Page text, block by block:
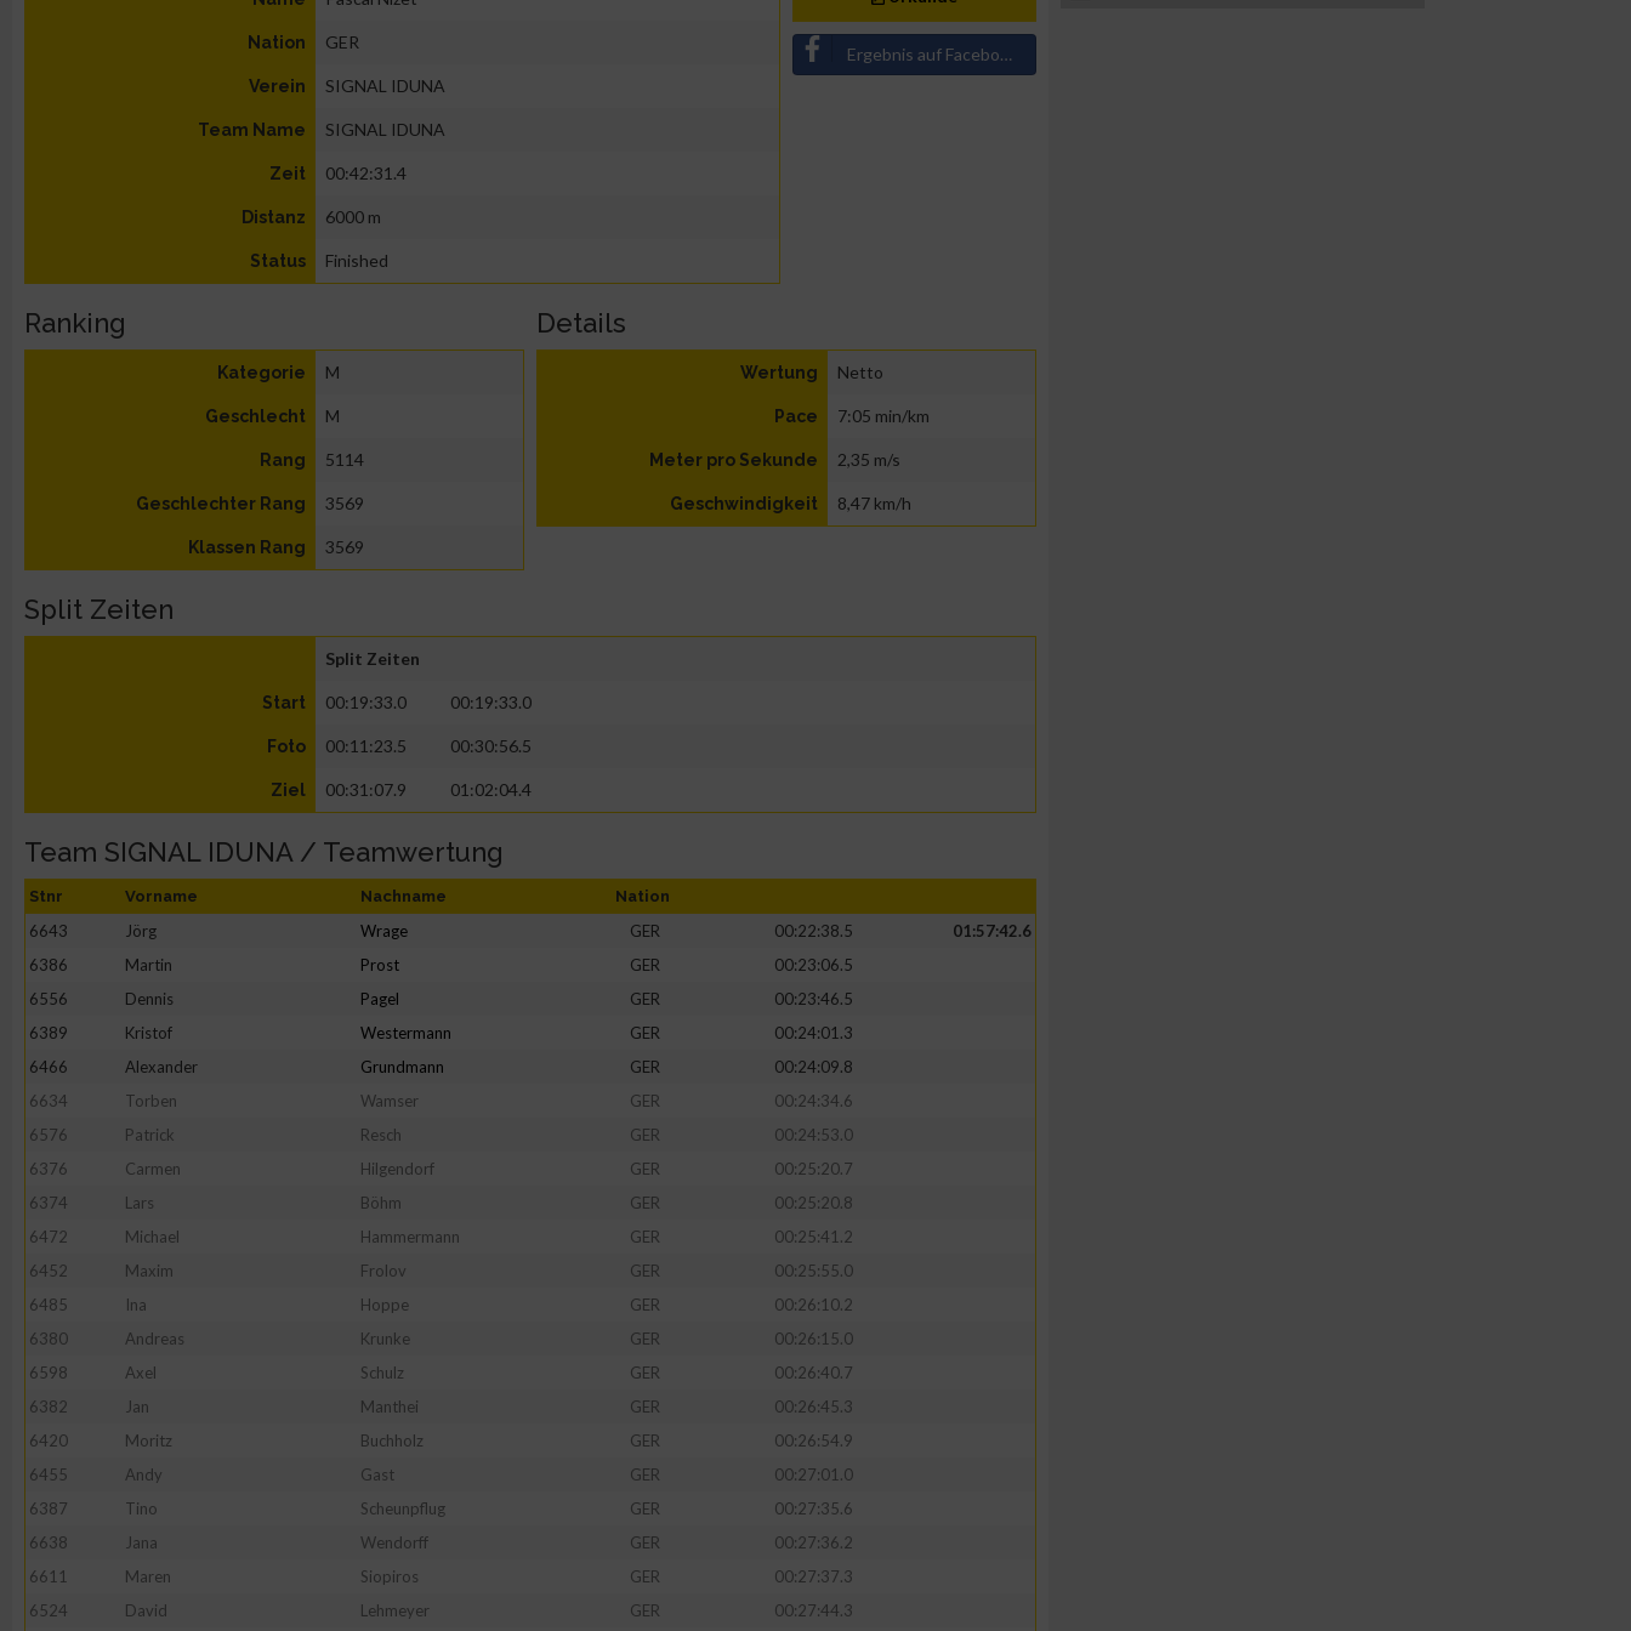
Nation GER
Verein SIGNAL IDUNA
Team Name SIGNAL IDUNA
Zeit 00:42:31.4
Distanz 6000 m
Status Finished
Ergebnis auf Facebook teilen
Ranking
Kategorie M
Geschlecht M
Rang 5114
Geschlechter Rang 3569
Klassen Rang 3569
Details
Wertung Netto
Pace 7:05 min/km
Meter pro Sekunde 2,35 m/s
Geschwindigkeit 8,47 km/h
Split Zeiten
Split Zeiten
Start 00:19:33.0 00:19:33.0
Foto 00:11:23.5 00:30:56.5
Ziel 00:31:07.9 01:02:04.4
Team SIGNAL IDUNA / Teamwertung
Stnr Vorname Nachname Nation
6643 Jörg Wrage GER 00:22:38.5
01:57:42.6
6386
Martin Prost GER
00:23:06.5
6556
Dennis Pagel GER
00:23:46.5
6389
Kristof Westermann GER
00:24:01.3
6466
Alexander Grundmann GER
00:24:09.8
6634
Torben Wamser GER
00:24:34.6
6576
Patrick Resch GER
00:24:53.0
6376
Carmen Hilgendorf GER
00:25:20.7
6374
Lars Böhm GER
00:25:20.8
6472
Michael Hammermann GER
00:25:41.2
6452
Maxim Frolov GER
00:25:55.0
6485
Ina Hoppe GER
00:26:10.2
6380
Andreas Krunke GER
00:26:15.0
6598
Axel Schulz GER
00:26:40.7
6382
Jan Manthei GER
00:26:45.3
6420
Moritz Buchholz GER
00:26:54.9
6455
Andy Gast GER
00:27:01.0
6387
Tino Scheunpflug GER
00:27:35.6
6638
Jana Wendorff GER
00:27:36.2
6611
Maren Siopiros GER
00:27:37.3
6524
David Lehmeyer GER
00:27:44.3